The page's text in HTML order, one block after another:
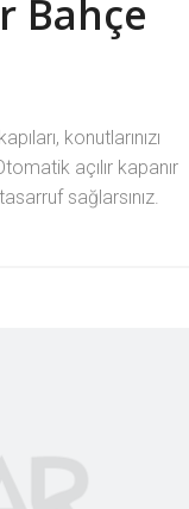
Bahçe
konutlarınızı
açılır kapanır
sağlarsınız.